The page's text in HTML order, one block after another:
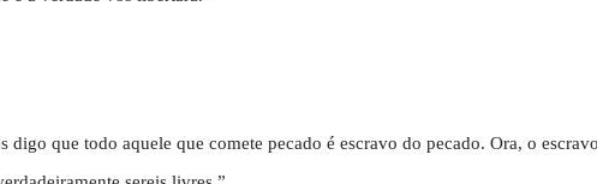
digo que todo aquele que comete pecado é escravo do pecado. Ora, o